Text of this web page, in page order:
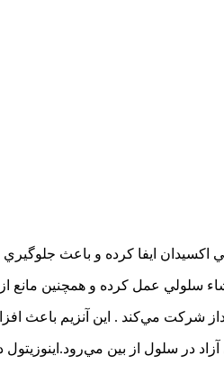
اكسيدان ايفا كرده و باعث
سلولي عمل كرده و همچنين مانع
شركت مي‌كند . اين آنزيم باعث
در سلول از بين